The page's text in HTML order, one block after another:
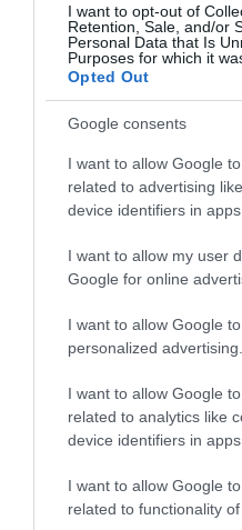
I want to opt-out of
Retention, Sale, and/or
Personal Data that Is
Purposes for which it
Opted Out
Google consents
I want to allow Google
related to advertising
device identifiers in apps.
I want to allow my user
Google for online
I want to allow Google
personalized advertising.
I want to allow Google
related to analytics like
device identifiers in apps.
I want to allow Google
related to functionality
Túlzott félelem a közös
párkapcsolatban?
2026-08-07.
Grillezett halloumis